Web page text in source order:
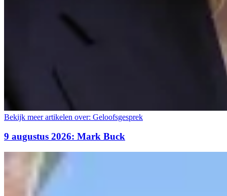
Bekijk meer artikelen over: Geloofsgesprek
9 augustus 2026: Mark Buck